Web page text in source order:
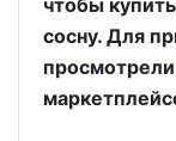
чтобы
сосну. Для